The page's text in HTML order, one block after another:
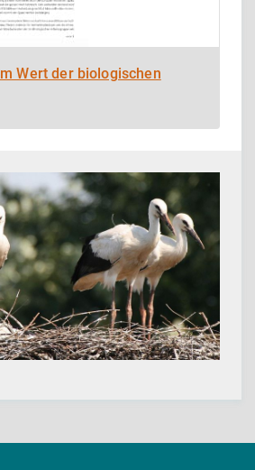
Wert der biologischen